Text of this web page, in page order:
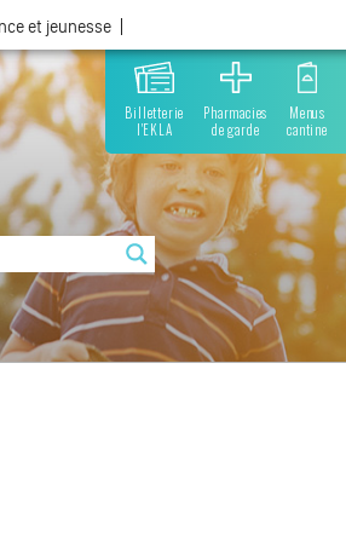
et jeunesse
Billetterie
l'EKLA
Pharmacies
de garde
Menus
cantine